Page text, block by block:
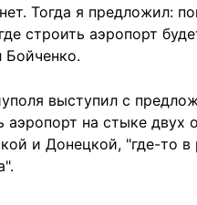
Тогда я предложил:
строить аэропорт
Бойченко.
выступил с
аэропорт на стыке двух
и Донецкой, "где-то в